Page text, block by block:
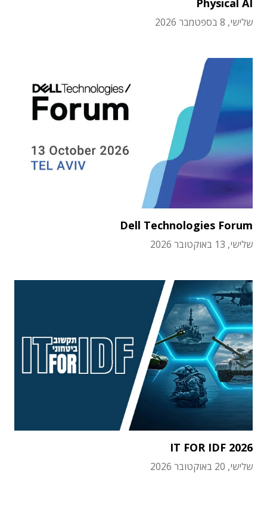
Physical AI
שלישי, 8 בספטמבר 2026
Dell Technologies Forum
שלישי, 13 באוקטובר 2026
IT FOR IDF 2026
שלישי, 20 באוקטובר 2026